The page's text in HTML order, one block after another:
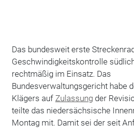
Das bundesweit erste
Geschwindigkeitskontrolle
rechtmäßig im Einsatz. Das
Bundesverwaltungsgericht habe
Klägers auf Zulassungder
teilte das niedersächsische
Montag mit. Damit sei der seit